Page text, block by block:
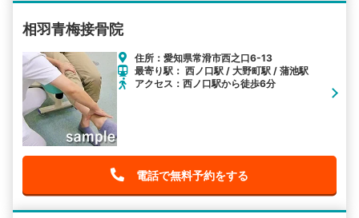
相羽青梅接骨院
住所：愛知県常滑市西之口6-13
最寄り駅： 西ノ口駅 / 大野町駅 / 蒲池駅
アクセス：西ノ口駅から徒歩6分
電話で無料予約をする